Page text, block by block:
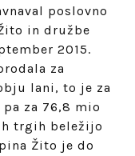
poslovno
in družbe
2015.
za
lani, to je za
za 76,8 mio
trgih beležijo
Žito je do